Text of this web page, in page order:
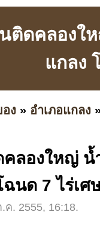
ติดคลองใ
แกลง
อง » อำเภอแกลง
ลองใหญ่ น้
นด 7 ไร่เศ
. 2555, 16:18.